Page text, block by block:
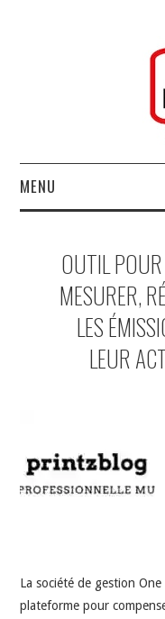
MENU
GABBA GABBA HEY
LES LABELS
DOKO
OUTIL
MESURER,
LES
LEUR
La société de gestion One
plateforme pour